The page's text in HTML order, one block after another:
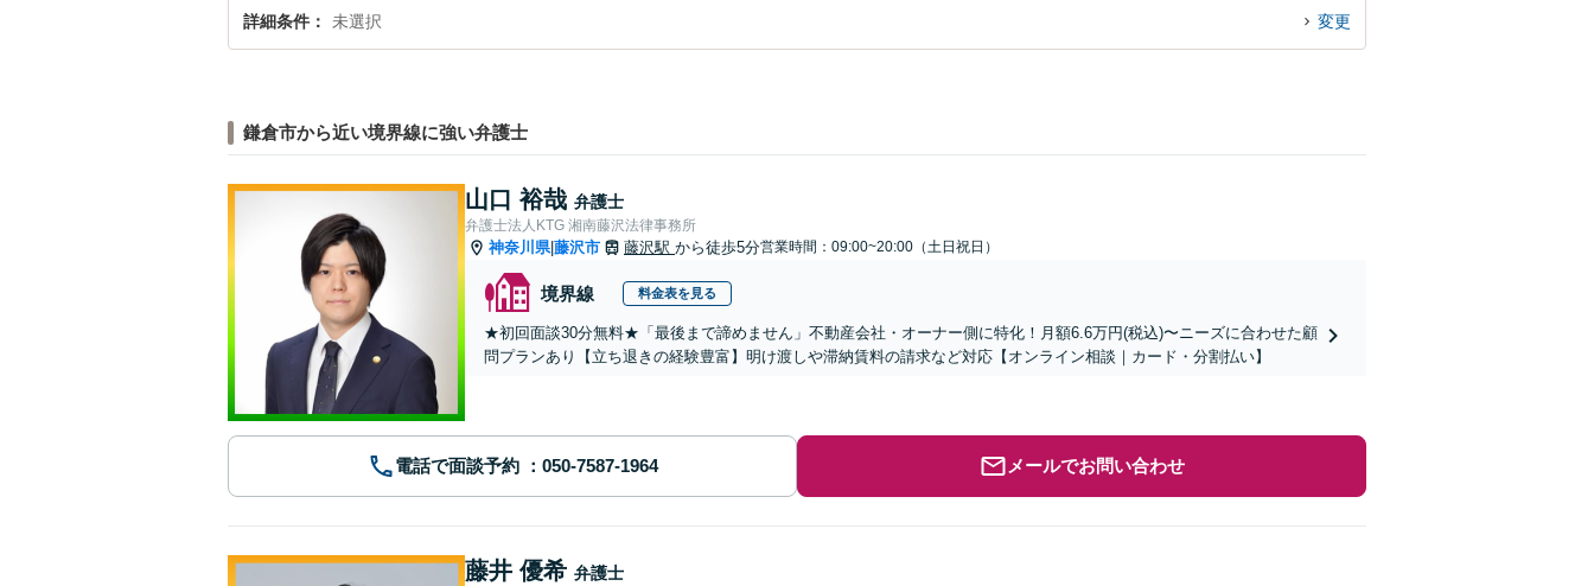
詳細条件 未選択 変更
鎌倉市から近い境界線に強い弁護士
山口 裕哉 弁護士
弁護士法人KTG 湘南藤沢法律事務所
神奈川県|藤沢市 藤沢駅 から徒歩5分営業時間：09:00~20:00（土日祝日）
境界線 料金表を見る
★初回面談30分無料★「最後まで諦めません」不動産会社・オーナー側に特化！月額6.6万円(税込)〜ニーズに合わせた顧
問プランあり【立ち退きの経験豊富】明け渡しや滞納賃料の請求など対応【オンライン相談｜カード・分割払い】
電話で面談予約 メールでお問い合わせ
藤井 優希 弁護士